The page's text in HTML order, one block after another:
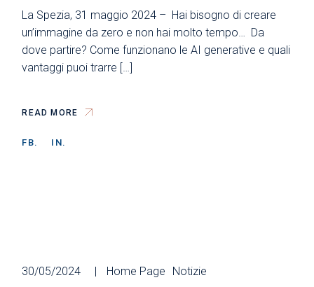
La Spezia, 31 maggio 2024 – Hai bisogno di creare
un’immagine da zero e non hai molto tempo… Da
dove partire? Come funzionano le AI generative e quali
vantaggi puoi trarre […]
READ MORE
FB. IN.
30/05/2024 Home Page Notizie